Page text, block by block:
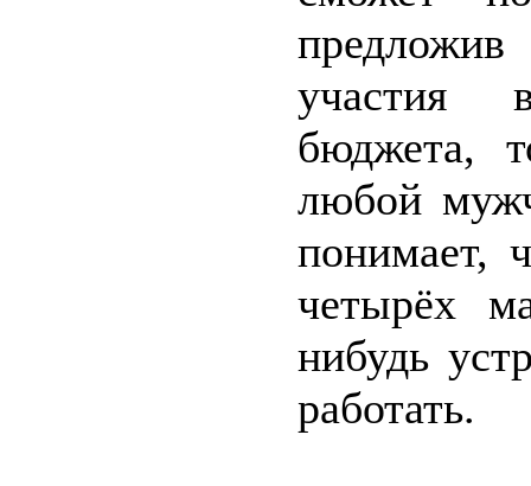
участия
бюджета,
любой
понимает,
четырёх
нибудь
работать.